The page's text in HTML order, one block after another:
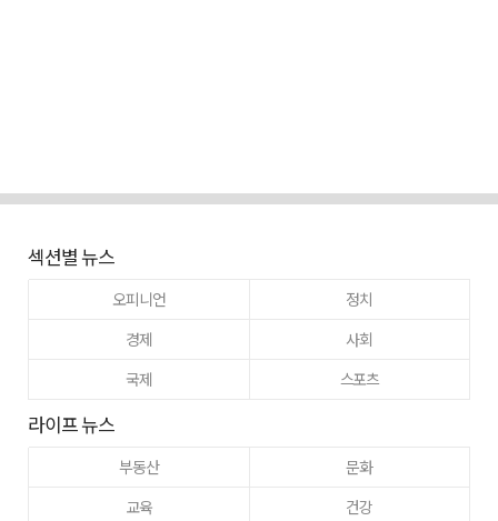
섹션별 뉴스
오피니언
정치
경제
사회
국제
스포츠
라이프 뉴스
부동산
문화
교육
건강